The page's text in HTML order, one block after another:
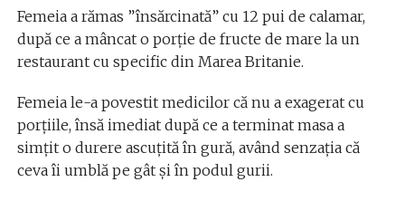
Femeia a rămas ”însărcinată” cu 12 pui de calamar,
după ce a mâncat o porție de fructe de mare la un
restaurant cu specific din Marea Britanie.
Femeia le-a povestit medicilor că nu a exagerat cu
porțiile, însă imediat după ce a terminat masa a
simțit o durere ascuțită în gură, având senzația că
ceva îi umblă pe gât și în podul gurii.